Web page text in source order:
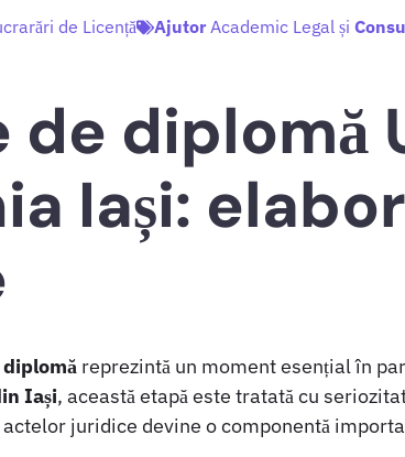
de Licență Ajutor Academic Legal și
de diplomă
Iași:
reprezintă un moment esențial în
Iași, această etapă este tratată cu
juridice devine o componentă